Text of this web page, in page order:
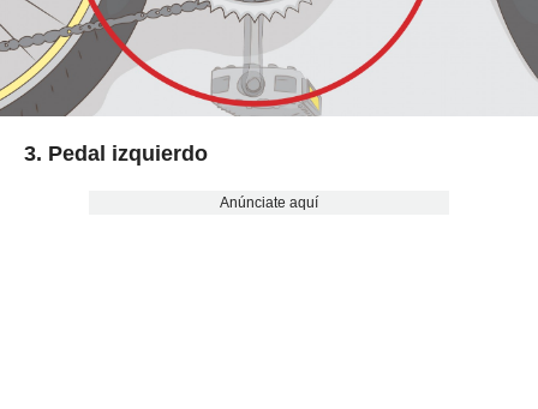
3. Pedal izquierdo
Anúnciate aquí